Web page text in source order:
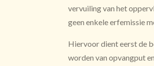
vervuiling van het
geen enkele erfemissie
Hiervoor dient eerst de
worden van opvangput